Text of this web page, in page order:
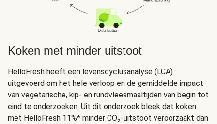
Koken met minder uitstoot
HelloFresh heeft een levenscyclusanalyse (LCA)
uitgevoerd om het hele verloop en de gemiddelde impact
van vegetarische, kip- en rundvleesmaaltijden van begin tot
eind te onderzoeken. Uit dit onderzoek bleek dat koken
met HelloFresh 11%* minder CO₂-uitstoot veroorzaakt dan